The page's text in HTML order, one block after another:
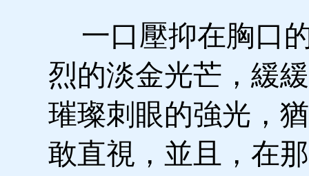
一口壓抑在胸口
烈的淡金光芒，緩
璀璨刺眼的強光，
敢直視，並且，在